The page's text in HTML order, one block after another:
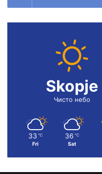
Skopje
Чисто небо
33 ℃
Fri
36 ℃
Sat